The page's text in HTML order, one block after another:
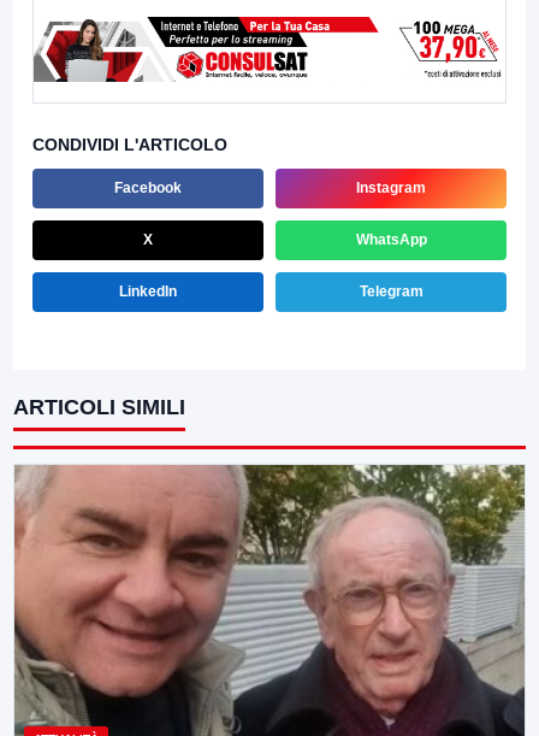
CONDIVIDI L'ARTICOLO
Facebook Instagram
X WhatsApp
LinkedIn Telegram
ARTICOLI SIMILI